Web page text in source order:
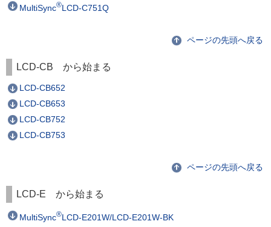
MultiSync®LCD-C751Q
ページの先頭へ戻る
LCD-CB から始まる
LCD-CB652
LCD-CB653
LCD-CB752
LCD-CB753
ページの先頭へ戻る
LCD-E から始まる
MultiSync®LCD-E201W/LCD-E201W-BK